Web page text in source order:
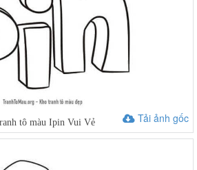
Tải ảnh gốc
tô màu Ipin Vui Vẻ